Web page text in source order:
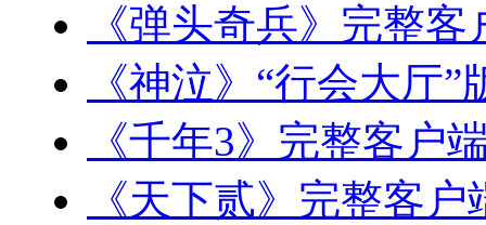
《弹头奇兵》完整客
《神泣》“行会大厅
《千年3》完整客户
《天下贰》完整客户